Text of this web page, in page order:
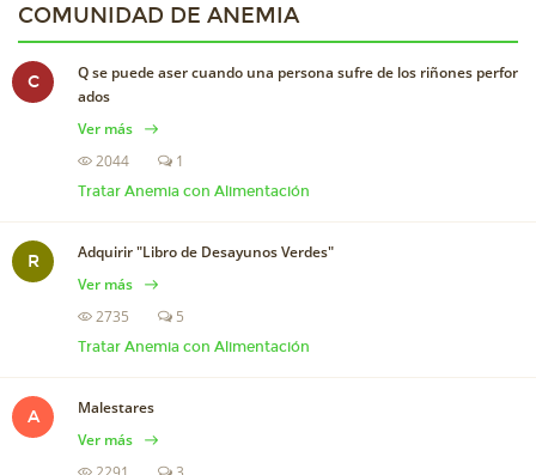
COMUNIDAD DE ANEMIA
C
Q se puede aser cuando una persona sufre de los riñones perfor
ados
Ver más
2044
1
Tratar Anemia con Alimentación
R
Adquirir "Libro de Desayunos Verdes"
Ver más
2735
5
Tratar Anemia con Alimentación
A
Malestares
Ver más